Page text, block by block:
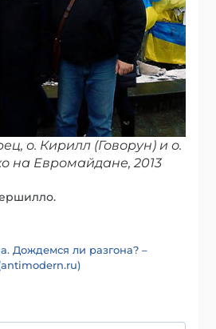
о. Кирилл (Говорун) и о.
на Евромайдане, 2013
Дождемся ли разгона? –